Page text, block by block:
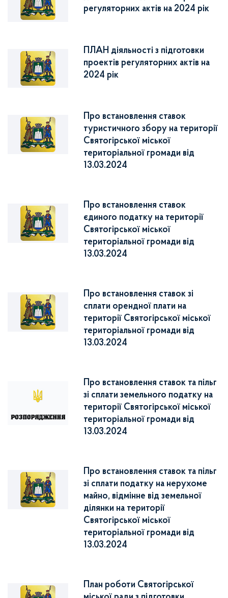
регуляторних актів на 2024 рік
ПЛАН діяльності з підготовки
проектів регуляторних актів на
2024 рік
Про встановлення ставок
туристичного збору на території
Святогірської міської
територіальної громади від
13.03.2024
Про встановлення ставок
єдиного податку на території
Святогірської міської
територіальної громади від
13.03.2024
Про встановлення ставок зі
сплати орендної плати на
території Святогірської міської
територіальної громади від
13.03.2024
Про встановлення ставок та пільг
зі сплати земельного податку на
території Святогірської міської
територіальної громади від
13.03.2024
Про встановлення ставок та пільг
зі сплати податку на нерухоме
майно, відмінне від земельної
ділянки на території
Святогірської міської
територіальної громади від
13.03.2024
План роботи Святогірської